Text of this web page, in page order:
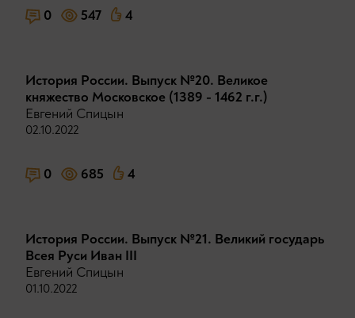
0 547 4
История России. Выпуск №20. Великое
княжество Московское (1389 - 1462 г.г.)
Евгений Спицын
02.10.2022
0 685 4
История России. Выпуск №21. Великий государь
Всея Руси Иван III
Евгений Спицын
01.10.2022